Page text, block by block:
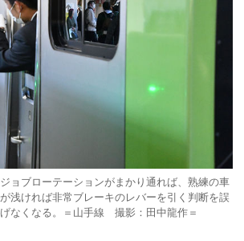
ョブローテーションがまかり通れば、熟練の車
浅ければ非常ブレーキのレバーを引く判断を誤
なくなる。＝山手線 撮影：田中龍作＝